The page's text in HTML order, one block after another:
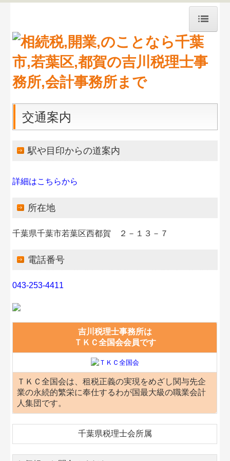
トップページ
事務所紹介
経営理念
交通案内
料金について
関連リンク
事業案内と料金
お問合せ
社会福祉法人の皆様へ
経営者お役立ち情報
税務カレンダー
税務Q&A
社長メニューASP版
TKCシステムQ&A
社会福祉法人会計Q&A
経営革新等支援機関とは
交通案内
駅や目印からの道案内
詳細はこちらから
所在地
千葉県千葉市若葉区西都賀 ２－１３－７
電話番号
043-253-4411
吉川税理士事務所は
ＴＫＣ全国会会員です
ＴＫＣ全国会は、租税正義の実現をめざし関与先企
業の永続的繁栄に奉仕するわが国最大級の職業会計
人集団です。
千葉県税理士会所属